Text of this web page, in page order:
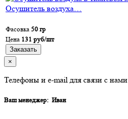
Осушитель воздуха…
Фасовка 50 гр
Цена 131 руб/шт
Заказать
×
Телефоны и e-mail для связи с нами
Ваш менеджер: Иван